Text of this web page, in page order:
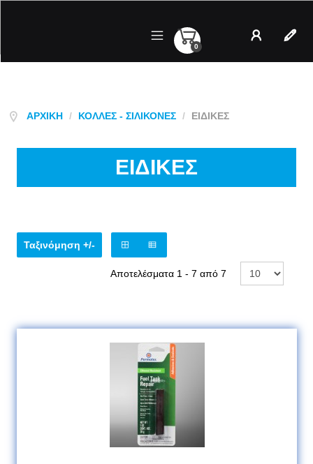
Λογαριασμός
0
ΑΡΧΙΚΉ / ΚΌΛΛΕΣ - ΣΙΛΙΚΌΝΕΣ / ΕΙΔΙΚΕΣ
ΕΙΔΙΚΕΣ
Ταξινόμηση +/-
Αποτελέσματα 1 - 7 από 7